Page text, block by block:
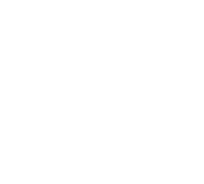
校验服务。用户在使用中可依托其售
不扩展至其他用途。